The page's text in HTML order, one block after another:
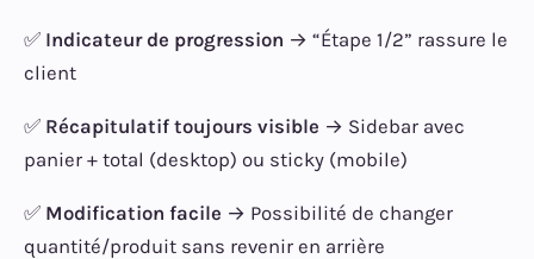
✅ Indicateur de progression → “Étape 1/2” rassure le
client
✅ Récapitulatif toujours visible → Sidebar avec
panier + total (desktop) ou sticky (mobile)
✅ Modification facile → Possibilité de changer
quantité/produit sans revenir en arrière